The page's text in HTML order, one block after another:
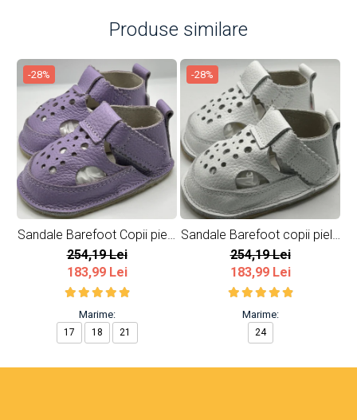
Produse similare
-28%
Sandale Barefoot Copii piele
naturala Lavender
254,19 Lei
183,99 Lei
Marime:
17 18 21
-28%
Sandale Barefoot copii piele
naturala Albe
254,19 Lei
183,99 Lei
Marime:
24